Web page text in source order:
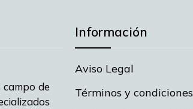
de
Información
Aviso Legal
Términos y condiciones